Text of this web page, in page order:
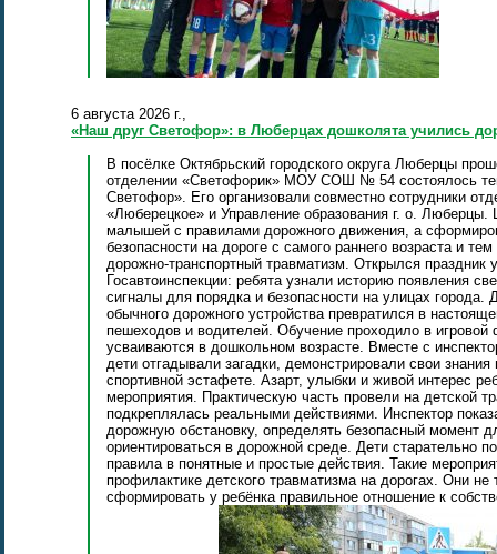
6 августа 2026 г.,
«Наш друг Светофор»: в Люберцах дошколята учились
В посёлке Октябрьский городского округа Люберцы
отделении «Светофорик» МОУ СОШ № 54 состоялось
Светофор». Его организовали совместно сотрудники
«Люберецкое» и Управление образования г. о.
малышей с правилами дорожного движения, а
безопасности на дороге с самого раннего возраста и
дорожно‑транспортный травматизм. Открылся праздник
Госавтоинспекции: ребята узнали историю появления
сигналы для порядка и безопасности на улицах
обычного дорожного устройства превратился в
пешеходов и водителей. Обучение проходило в
усваиваются в дошкольном возрасте. Вместе с
дети отгадывали загадки, демонстрировали свои
спортивной эстафете. Азарт, улыбки и живой интерес
мероприятия. Практическую часть провели на детской
подкреплялась реальными действиями. Инспектор
дорожную обстановку, определять безопасный момент
ориентироваться в дорожной среде. Дети старательно
правила в понятные и простые действия. Такие
профилактике детского травматизма на дорогах. Они
сформировать у ребёнка правильное отношение к